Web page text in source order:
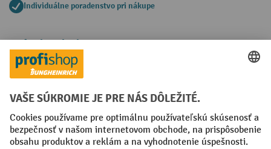
Individuálne poradenstvo pri nákupe
Spôsoby platby
Creditcard (Master)Creditcard (Visa)
Faktúra Predplatba
Sociálne siete